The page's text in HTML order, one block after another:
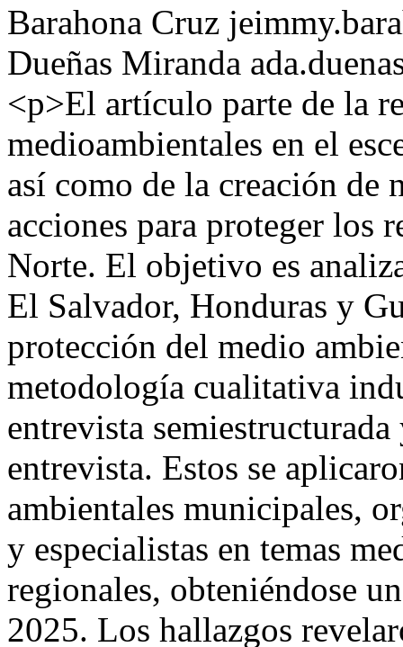
Barahona Cruz
Dueñas Miranda
<p>El artículo parte de la
medioambientales en el
así como de la creación de
acciones para proteger los
Norte. El objetivo es
El Salvador, Honduras y
protección del medio
metodología cualitativa
entrevista
entrevista. Estos se
ambientales municipales,
y especialistas en temas
regionales, obteniéndose
2025. Los hallazgos